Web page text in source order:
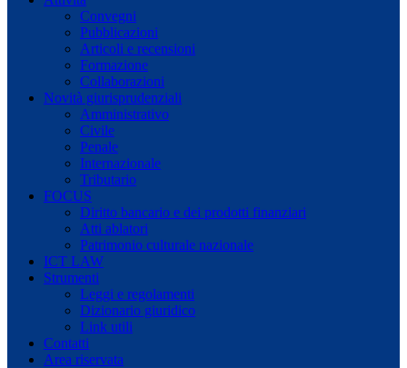
Convegni
Pubblicazioni
Articoli e recensioni
Formazione
Collaborazioni
Novità giurisprudenziali
Amministrativo
Civile
Penale
Internazionale
Tributario
FOCUS
Diritto bancario e dei prodotti finanziari
Atti ablatori
Patrimonio culturale nazionale
ICT LAW
Strumenti
Leggi e regolamenti
Dizionario giuridico
Link utili
Contatti
Area riservata